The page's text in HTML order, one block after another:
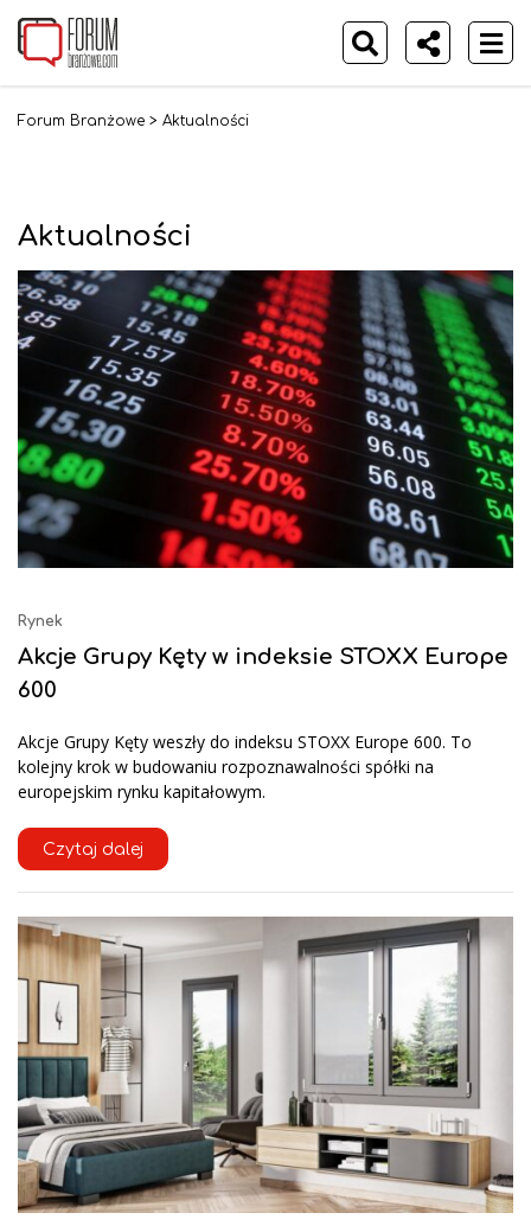
Forum Branżowe > Aktualności
Aktualności
Rynek
Akcje Grupy Kęty w indeksie STOXX Europe
600
Akcje Grupy Kęty weszły do indeksu STOXX Europe 600. To
kolejny krok w budowaniu rozpoznawalności spółki na
europejskim rynku kapitałowym.
Czytaj dalej